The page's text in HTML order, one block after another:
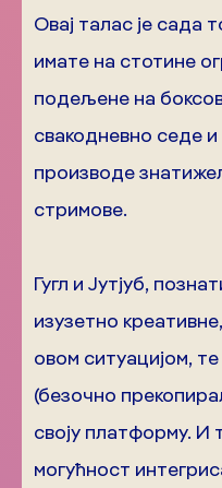
Овај талас је сада
имате на стотине
подељене на
свакодневно седе
производе
стримове.
Гугл и Јутјуб,
изузетно
овом ситуацијом,
(безочно
своју платформу. И
могућност